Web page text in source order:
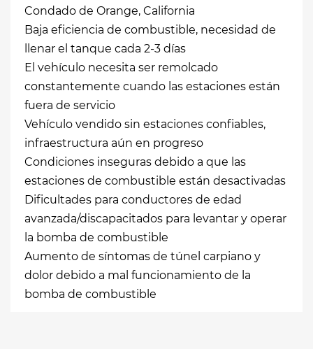
Condado de Orange, California
Baja eficiencia de combustible, necesidad de
llenar el tanque cada 2-3 días
El vehículo necesita ser remolcado
constantemente cuando las estaciones están
fuera de servicio
Vehículo vendido sin estaciones confiables,
infraestructura aún en progreso
Condiciones inseguras debido a que las
estaciones de combustible están desactivadas
Dificultades para conductores de edad
avanzada/discapacitados para levantar y operar
la bomba de combustible
Aumento de síntomas de túnel carpiano y
dolor debido a mal funcionamiento de la
bomba de combustible